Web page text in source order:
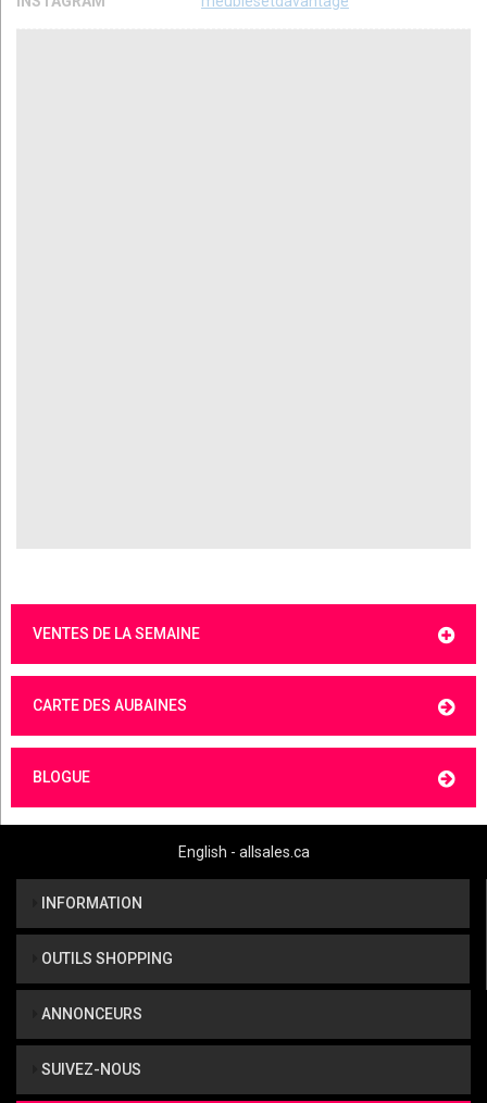
VENTES DE LA SEMAINE
CARTE DES AUBAINES
BLOGUE
English - allsales.ca
INFORMATION
OUTILS SHOPPING
ANNONCEURS
SUIVEZ-NOUS